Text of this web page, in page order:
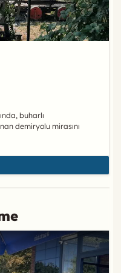
buharlı
demiryolu mirasını